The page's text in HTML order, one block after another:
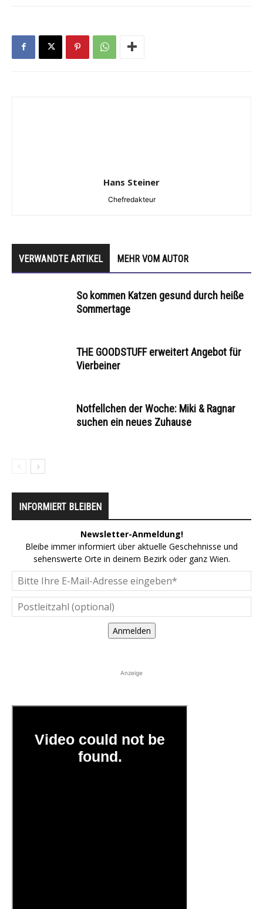
Hans Steiner
Chefredakteur
VERWANDTE ARTIKEL MEHR VOM AUTOR
So kommen Katzen gesund durch heiße
Sommertage
THE GOODSTUFF erweitert Angebot für
Vierbeiner
Notfellchen der Woche: Miki & Ragnar
suchen ein neues Zuhause
INFORMIERT BLEIBEN
Newsletter-Anmeldung!
Bleibe immer informiert über aktuelle Geschehnisse und
sehenswerte Orte in deinem Bezirk oder ganz Wien.
Anmelden
Anzeige